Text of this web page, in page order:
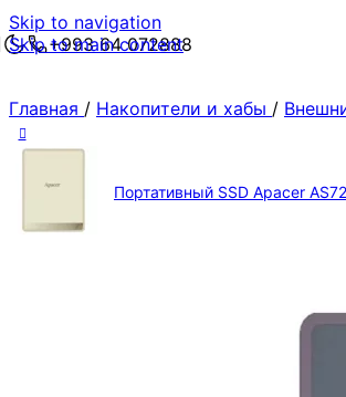
Skip to navigation
Skip to main content
+993 64 072888
Главная / Накопители и хабы /
Портативный SSD Apacer